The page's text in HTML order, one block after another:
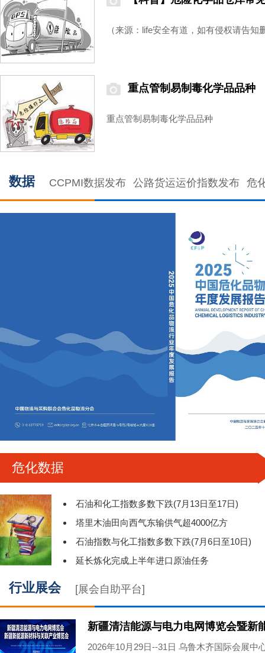
（来源：life安全有道，如有侵权请告知
重点管制易制毒化学品品种
重点管制易制毒化学品品种
数据 CCPMI数据发布 公路货运运价指数发布 危
危化数据
石油和化工指数多数下跌(7月13日至17日)
塔里木油田向西气东输供气超4000亿方
石油指数与化工指数多数下跌(7月6日至10日)
延长炼化完成上半年进口原油任务
行业展会 [展会自助平台]
2026年10月29日--31日 乌鲁木齐国际会展中